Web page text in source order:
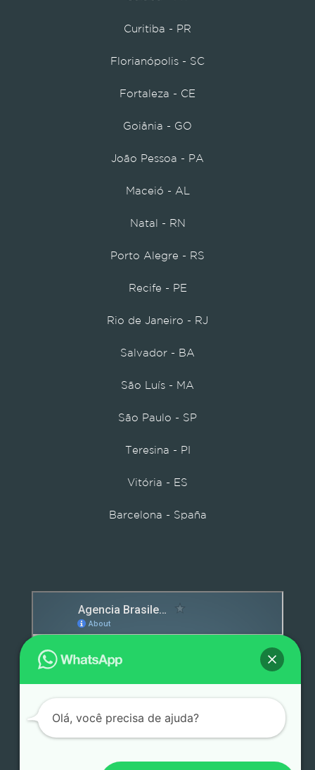
Curitiba - PR
Florianópolis - SC
Fortaleza - CE
Goiânia - GO
João Pessoa - PA
Maceió - AL
Natal - RN
Porto Alegre - RS
Recife - PE
Rio de Janeiro - RJ
Salvador - BA
São Luís - MA
São Paulo - SP
Teresina - PI
Vitória - ES
Barcelona - Spaña
Olá, você precisa de ajuda?